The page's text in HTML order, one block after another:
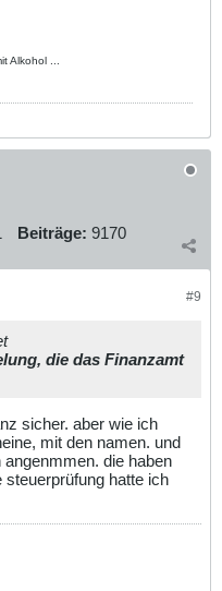
Alkohol ...
Beiträge: 9170
#9
die das Finanzamt
sicher. aber wie ich
mit den namen. und
die haben
hatte ich